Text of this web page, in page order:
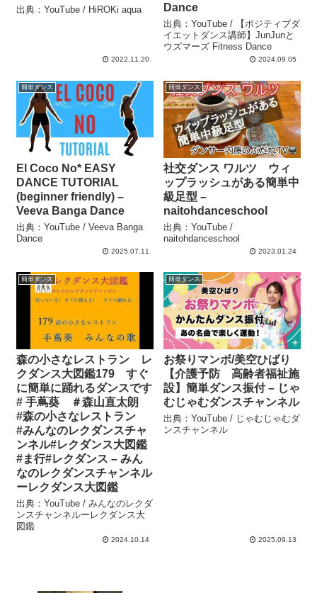
出典：YouTube / HiROKi aqua
2022.11.20
Dance
出典：YouTube / 【ポジティブダ
イエットダンス講師】JunJunと
ウズマーズ Fitness Dance
2024.09.05
簡単ダンス
El Coco No* EASY
DANCE TUTORIAL
(beginner friendly) –
Veeva Banga Dance
出典：YouTube / Veeva Banga
Dance
2025.07.11
簡単ダンス
社交ダンス ワルツ ウィ
ップラッシュがある簡単中
級足型 –
naitohdanceschool
出典：YouTube /
naitohdanceschool
2023.01.24
簡単ダンス
森の小さなレストラン レ
クダンス大図鑑179 すぐ
に簡単に踊れるダンスです
# 手蔦葵 ＃森山直太朗
#森の小さなレストラン
#みんなのレクダンスチャ
ンネル#レクダンス大図鑑
#ま行#レクダンス – みん
なのレクダンスチャンネル
ーレクダンス大図鑑
出典：YouTube / みんなのレクダ
ンスチャンネルーレクダンス大
図鑑
2024.10.14
簡単ダンス
お祭りマンボ/美空ひばり
【介護予防 高齢者福祉施
設】簡単ダンス振付 – じゃ
むじゃむダンスチャンネル
出典：YouTube / じゃむじゃむダ
ンスチャンネル
2025.09.13